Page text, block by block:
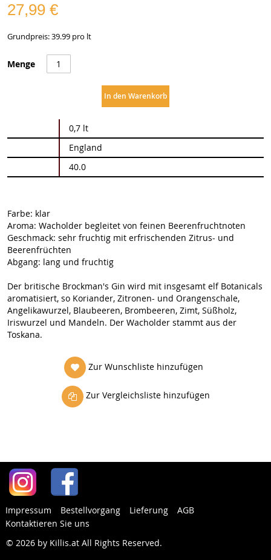
27,99 €
Grundpreis: 39.99 pro lt
Menge
In den Warenkorb
Informationen
0,7 lt
England
40.0
Farbe: klar
Aroma: Wacholder begleitet von feinen Beerenfruchtnoten
Geschmack: sehr fruchtig mit erfrischenden Zitrus- und
Beerenfrüchten
Abgang: lang und fruchtig
Der britische Brockman's Gin wird mit insgesamt elf Botanicals
aromatisiert, so Koriander, Zitronen- und Orangenschale,
Angelikawurzel, Blaubeeren, Brombeeren, Zimt, Süßholz,
Iriswurzel und Mandeln. Der Wacholder stammt aus der
Toskana.
Zur Wunschliste hinzufügen
Zur Vergleichsliste hinzufügen
Impressum Bestellvorgang Lieferung
AGB
Kontaktieren Sie uns
© 2026 by Killis.at All Rights Reserved.